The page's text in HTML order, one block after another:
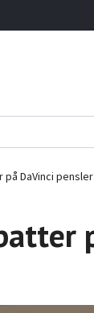
DaVinci